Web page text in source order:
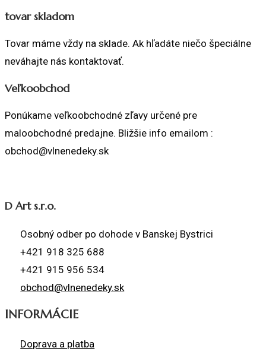
tovar skladom
Tovar máme vždy na sklade. Ak hľadáte niečo špeciálne
neváhajte nás kontaktovať.
Veľkoobchod
Ponúkame veľkoobchodné zľavy určené pre
maloobchodné predajne. Bližšie info emailom :
obchod@vlnenedeky.sk
D Art s.r.o.
Osobný odber po dohode v Banskej Bystrici
+421 918 325 688
+421 915 956 534
obchod@vlnenedeky.sk
INFORMÁCIE
Doprava a platba